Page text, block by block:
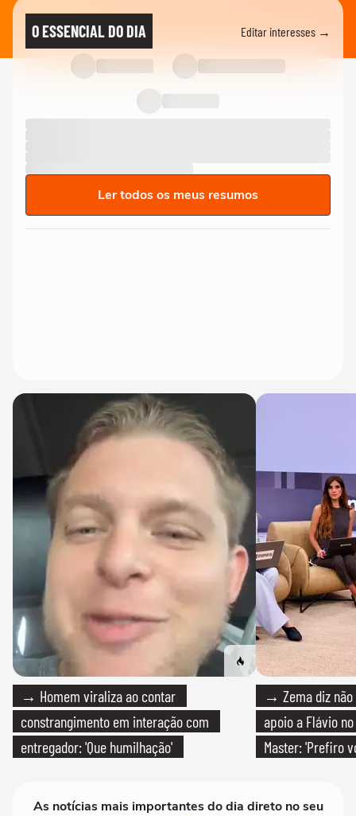
O ESSENCIAL DO DIA Editar interesses →
Ler todos os meus resumos
→ Homem viraliza ao contar
constrangimento em interação com
entregador: 'Que humilhação'
→ Zema diz
apoio a Flávio
Master: 'Prefiro
As notícias mais importantes do dia direto no seu